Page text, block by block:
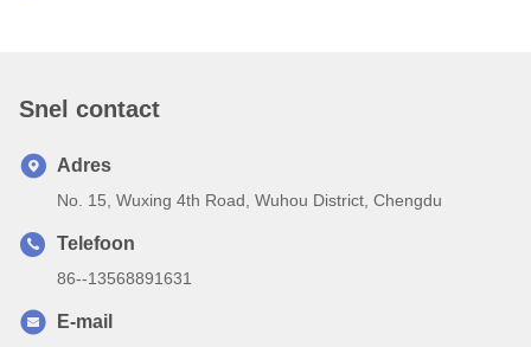
Snel contact
Adres
No. 15, Wuxing 4th Road, Wuhou District, Chengdu
Telefoon
86--13568891631
E-mail